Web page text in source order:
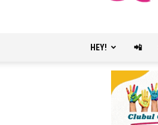
HEY! 📲